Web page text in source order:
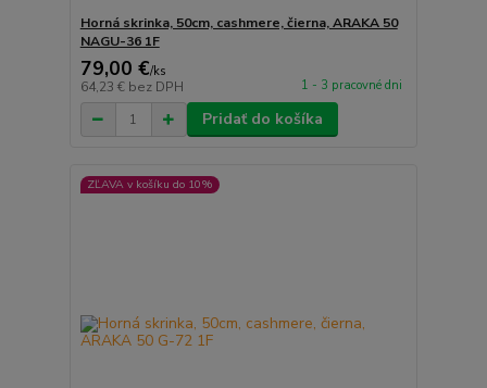
Horná skrinka, 50cm, cashmere, čierna, ARAKA 50
NAGU-36 1F
79,00 €/ks
64,23 € bez DPH 1 - 3 pracovné dni
Pridať do košíka
ZĽAVA v košíku do 10%